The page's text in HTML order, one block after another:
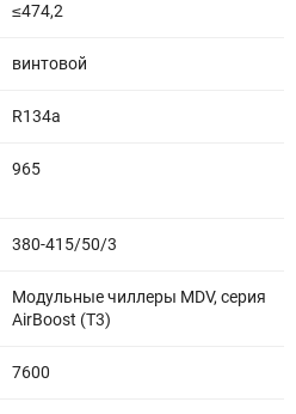
≤474,2
винтовой
R134a
965
380-415/50/3
Модульные чиллеры MDV, серия
AirBoost (T3)
7600